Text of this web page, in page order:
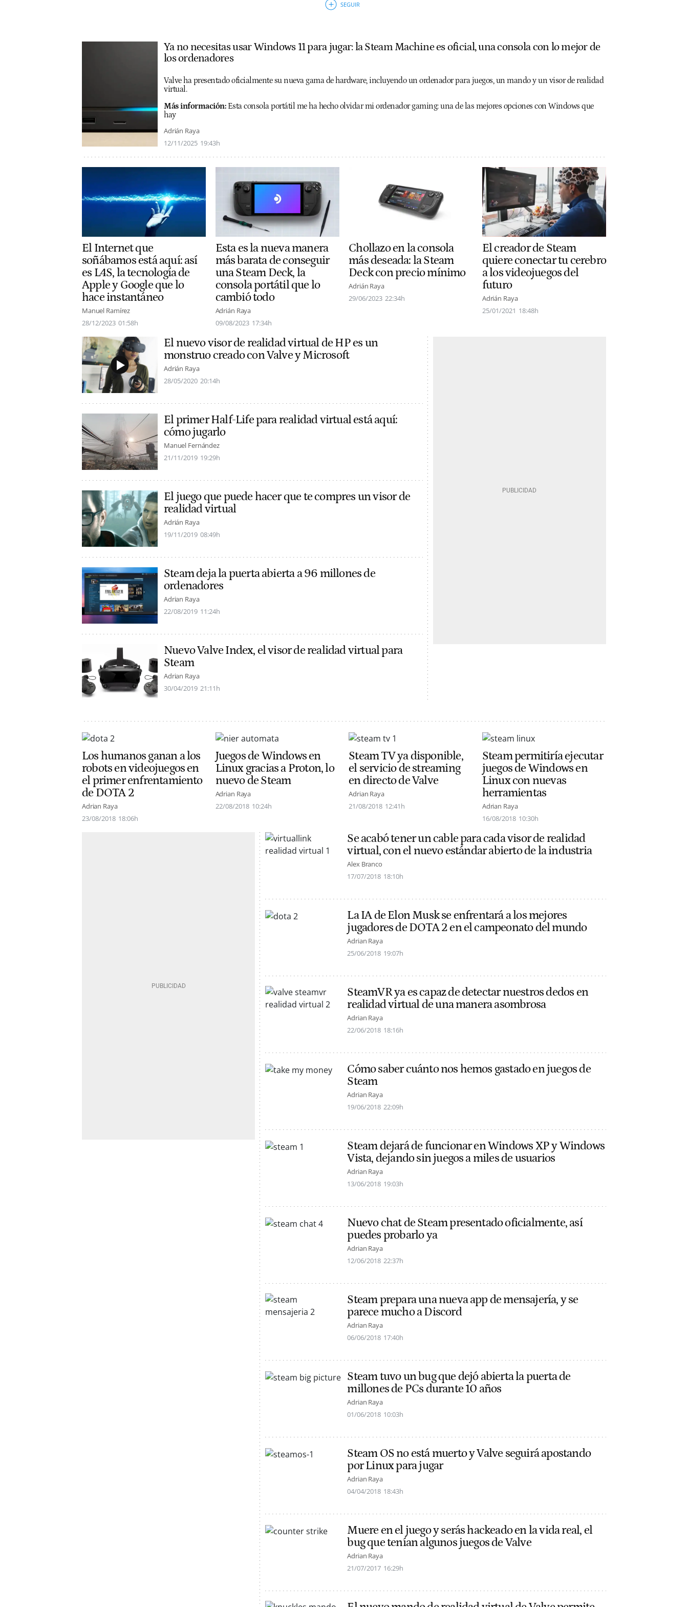
Ya no necesitas usar Windows 11 para jugar: la Steam Machine es oficial, una consola con lo mejor de
los ordenadores
Valve ha presentado oficialmente su nueva gama de hardware, incluyendo un ordenador para juegos, un mando y un visor de realidad
virtual.
Más información: Esta consola portátil me ha hecho olvidar mi ordenador gaming: una de las mejores opciones con Windows que
hay
Adrián Raya
12/11/2025 19:43h
El Internet que
soñábamos está aquí: así
es L4S, la tecnología de
Apple y Google que lo
hace instantáneo
Manuel Ramírez
28/12/2023 01:58h
Esta es la nueva manera
más barata de conseguir
una Steam Deck, la
consola portátil que lo
cambió todo
Adrián Raya
09/08/2023 17:34h
Chollazo en la consola
más deseada: la Steam
Deck con precio mínimo
Adrián Raya
29/06/2023 22:34h
El creador de Steam
quiere conectar tu cerebro
a los videojuegos del
futuro
Adrián Raya
25/01/2021 18:48h
El nuevo visor de realidad virtual de HP es un
monstruo creado con Valve y Microsoft
Adrián Raya
28/05/2020 20:14h
El primer Half-Life para realidad virtual está aquí:
cómo jugarlo
Manuel Fernández
21/11/2019 19:29h
El juego que puede hacer que te compres un visor de
realidad virtual
Adrián Raya
19/11/2019 08:49h
Steam deja la puerta abierta a 96 millones de
ordenadores
Adrian Raya
22/08/2019 11:24h
Nuevo Valve Index, el visor de realidad virtual para
Steam
Adrian Raya
30/04/2019 21:11h
Los humanos ganan a los
robots en videojuegos en
el primer enfrentamiento
de DOTA 2
Adrian Raya
23/08/2018 18:06h
Juegos de Windows en
Linux gracias a Proton, lo
nuevo de Steam
Adrian Raya
22/08/2018 10:24h
Steam TV ya disponible,
el servicio de streaming
en directo de Valve
Adrian Raya
21/08/2018 12:41h
Steam permitiría ejecutar
juegos de Windows en
Linux con nuevas
herramientas
Adrian Raya
16/08/2018 10:30h
Se acabó tener un cable para cada visor de realidad
virtual, con el nuevo estándar abierto de la industria
Alex Branco
17/07/2018 18:10h
La IA de Elon Musk se enfrentará a los mejores
jugadores de DOTA 2 en el campeonato del mundo
Adrian Raya
25/06/2018 19:07h
SteamVR ya es capaz de detectar nuestros dedos en
realidad virtual de una manera asombrosa
Adrian Raya
22/06/2018 18:16h
Cómo saber cuánto nos hemos gastado en juegos de
Steam
Adrian Raya
19/06/2018 22:09h
Steam dejará de funcionar en Windows XP y Windows
Vista, dejando sin juegos a miles de usuarios
Adrian Raya
13/06/2018 19:03h
Nuevo chat de Steam presentado oficialmente, así
puedes probarlo ya
Adrian Raya
12/06/2018 22:37h
Steam prepara una nueva app de mensajería, y se
parece mucho a Discord
Adrian Raya
06/06/2018 17:40h
Steam tuvo un bug que dejó abierta la puerta de
millones de PCs durante 10 años
Adrian Raya
01/06/2018 10:03h
Steam OS no está muerto y Valve seguirá apostando
por Linux para jugar
Adrian Raya
04/04/2018 18:43h
Muere en el juego y serás hackeado en la vida real, el
bug que tenían algunos juegos de Valve
Adrian Raya
21/07/2017 16:29h